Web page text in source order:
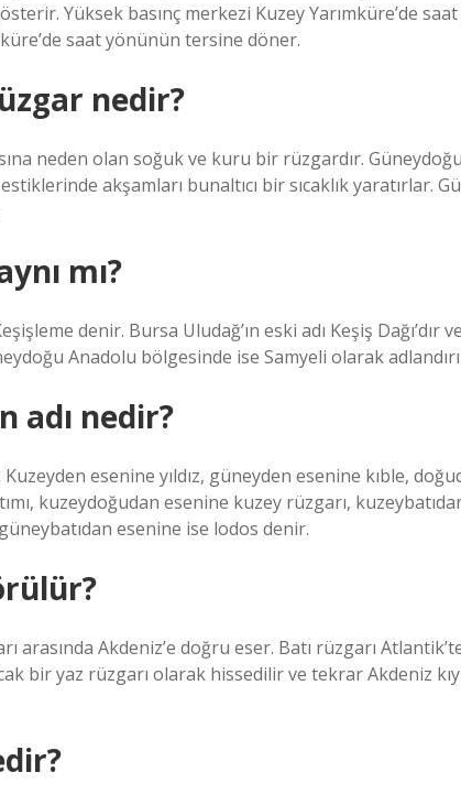
Yüksek basınç merkezi Kuzey Yarımküre’de
saat yönünün tersine döner.
nedir?
neden olan soğuk ve kuru bir rüzgardır.
akşamları bunaltıcı bir sıcaklık yaratırlar.
mı?
denir. Bursa Uludağ’ın eski adı Keşiş Dağı’dır
Anadolu bölgesinde ise Samyeli olarak
adı nedir?
esenine yıldız, güneyden esenine kıble,
kuzeydoğudan esenine kuzey rüzgarı,
esenine ise lodos denir.
arasında Akdeniz’e doğru eser. Batı rüzgarı
bir yaz rüzgarı olarak hissedilir ve tekrar Akdeniz